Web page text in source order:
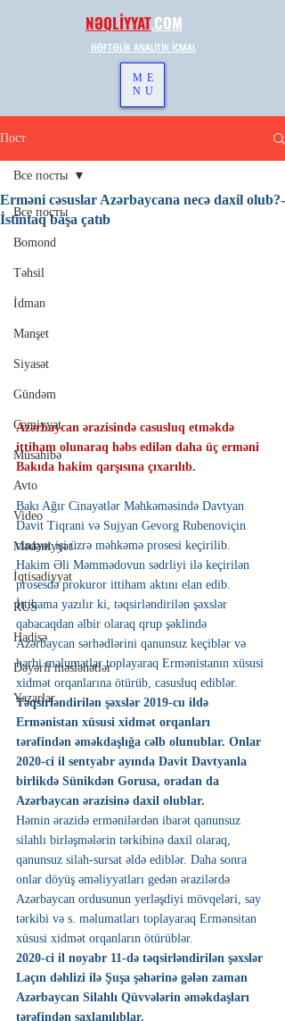
NƏQLİYYAT.COM
HƏFTƏLİK ANALİTİK İCMAL
ME
NU
Пост
Все посты
Bomond
Təhsil
İdman
Manşet
Siyasət
Gündəm
Cəmiyyət
Müsahibə
Avto
Video
Mədəniyyət
İqtisadiyyat
RUS
Hadisə
Dəyərli məsləhətlər
Yazarlar
Все посты
Erməni cəsuslar Azərbaycana necə daxil olub?-
İstintaq başa çatıb
Azərbaycan ərazisində casusluq etməkdə
ittiham olunaraq həbs edilən daha üç erməni
Bakıda hakim qarşısına çıxarılıb.
Bakı Ağır Cinayətlər Məhkəməsində Davtyan
Davit Tiqrani və Sujyan Gevorg Rubenoviçin
cinayət işi üzrə məhkəmə prosesi keçirilib.
Hakim Əli Məmmədovun sədrliyi ilə keçirilən
prosesdə prokuror ittiham aktını elan edib.
İttihama yazılır ki, təqsirləndirilən şəxslər
qabacaqdan əlbir olaraq qrup şəklində
Azərbaycan sərhədlərini qanunsuz keçiblər və
hərbi məlumatlar toplayaraq Ermənistanın xüsusi
xidmət orqanlarına ötürüb, casusluq ediblər.
Təqsirləndirilən şəxslər 2019-cu ildə
Ermənistan xüsusi xidmət orqanları
tərəfindən əməkdaşlığa cəlb olunublar. Onlar
2020-ci il sentyabr ayında Davit Davtyanla
birlikdə Sünikdən Gorusa, oradan da
Azərbaycan ərazisinə daxil olublar.
Həmin ərazidə ermənilərdən ibarət qanunsuz
silahlı birləşmələrin tərkibinə daxil olaraq,
qanunsuz silah-sursat əldə ediblər. Daha sonra
onlar döyüş əməliyyatları gedən ərazilərdə
Azərbaycan ordusunun yerləşdiyi mövqeləri, say
tərkibi və s. məlumatları toplayaraq Ermənsitan
xüsusi xidmət orqanların ötürüblər.
2020-ci il noyabr 11-də təqsirləndirilən şəxslər
Laçın dəhlizi ilə Şuşa şəhərinə gələn zaman
Azərbaycan Silahlı Qüvvələrin əməkdaşları
tərəfindən saxlanılıblar.